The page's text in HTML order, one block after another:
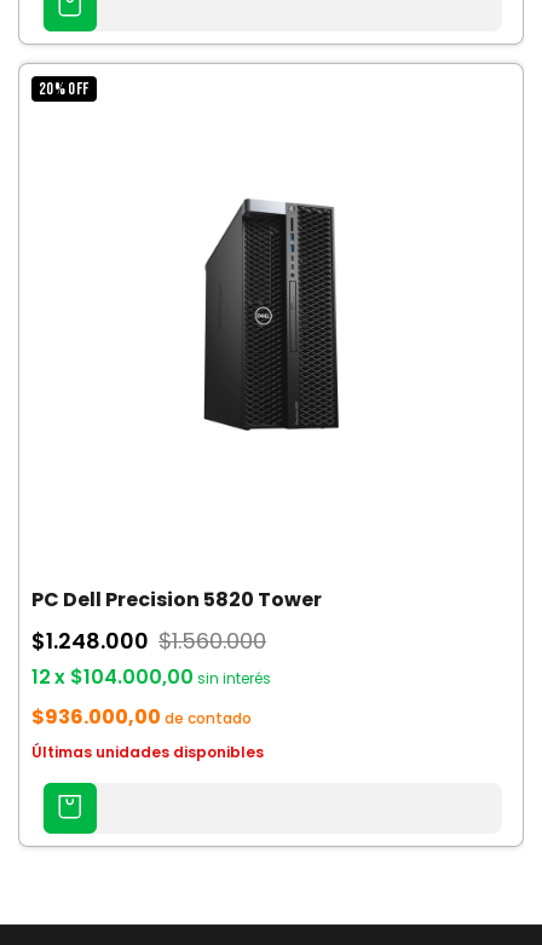
CARRITO
20%OFF
PC Dell Precision 5820 Tower
$1.248.000 $1.560.000
12x $104.000,00 sin interés
$936.000,00 de contado
Últimas unidades disponibles
AGREGAR
CARRITO